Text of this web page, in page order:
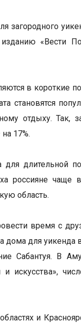
загородного
«Вести
в короткие
отдыху. Так,
17%.
длительной
россияне
область.
время с
дома для
Сабантуя. В
искусства»,
и